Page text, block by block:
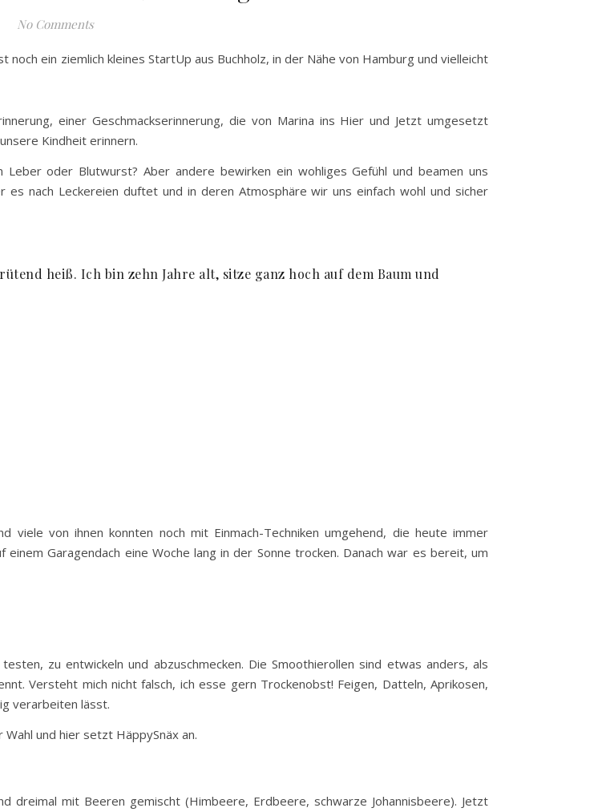
No Comments
noch ein ziemlich kleines StartUp aus Buchholz, in der Nähe von Hamburg und vielleicht
einer Geschmackserinnerung, die von Marina ins Hier und Jetzt umgesetzt
Kindheit erinnern.
oder Blutwurst? Aber andere bewirken ein wohliges Gefühl und beamen uns
nach Leckereien duftet und in deren Atmosphäre wir uns einfach wohl und sicher
heiß. Ich bin zehn Jahre alt, sitze ganz hoch auf dem Baum und
viele von ihnen konnten noch mit Einmach-Techniken umgehend, die heute immer
Garagendach eine Woche lang in der Sonne trocken. Danach war es bereit, um
zu entwickeln und abzuschmecken. Die Smoothierollen sind etwas anders, als
Versteht mich nicht falsch, ich esse gern Trockenobst! Feigen, Datteln, Aprikosen,
verarbeiten lässt.
und hier setzt HäppySnäx an.
dreimal mit Beeren gemischt (Himbeere, Erdbeere, schwarze Johannisbeere). Jetzt